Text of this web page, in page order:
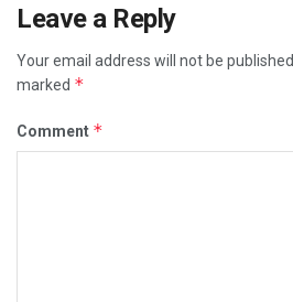
Leave a Reply
Your email address will not be published.
marked *
Comment *